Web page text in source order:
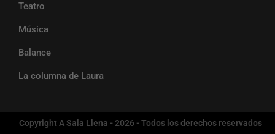
Teatro
Música
Balance
La columna de Laura
Copyright A Sala Llena - 2026 - Todos los derechos reservados